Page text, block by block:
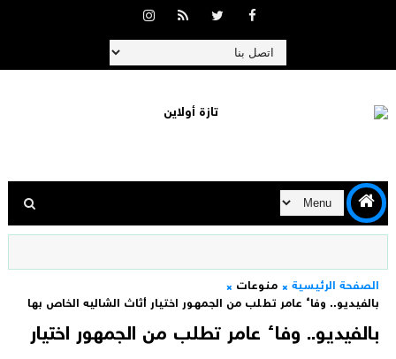
الصفحة الرئيسية
منوعات
بالفيديو.. وفاء عامر تطلب من الجمهور اختيار أثاث الشاليه الخاص بها
بالفيديو.. وفاء عامر تطلب من الجمهور اختيار